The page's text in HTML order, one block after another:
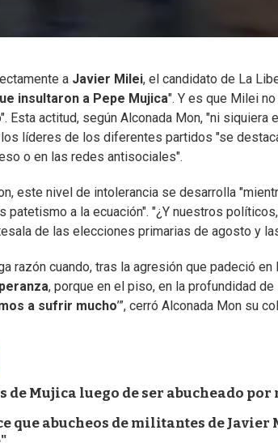
a Javier Milei, el candidato de La
insultaron a Pepe Mujica". Y es que Milei
Esta actitud, según Alconada Mon, "ni
líderes de los diferentes partidos "se
o en las redes antisociales".
este nivel de intolerancia se desarrolla
patetismo a la ecuación". "¿Y nuestros
de las elecciones primarias de agosto y
razón cuando, tras la agresión que padeció
, porque en el piso, en la profundidad de
a sufrir mucho’”, cerró Alconada Mon su
de Mujica luego de ser abucheado
que abucheos de militantes de